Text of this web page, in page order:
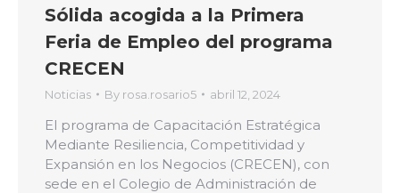
Sólida acogida a la Primera
Feria de Empleo del programa
CRECEN
Noticias By rosa.rosario5 abril 12, 2024
El programa de Capacitación Estratégica
Mediante Resiliencia, Competitividad y
Expansión en los Negocios (CRECEN), con
sede en el Colegio de Administración de